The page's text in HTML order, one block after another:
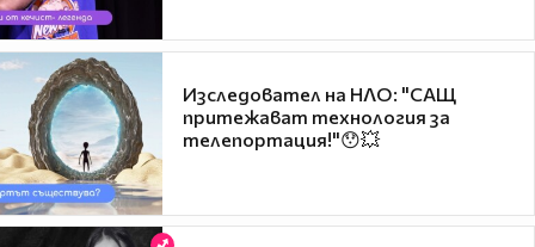
Изследовател на НЛО: "САЩ
притежават технология за
телепортация!"😯💥